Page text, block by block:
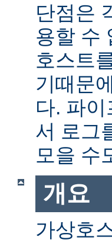
단점은
용할 수
호스트
기때문
다. 파
서 로그
모을 수
개요
가상호